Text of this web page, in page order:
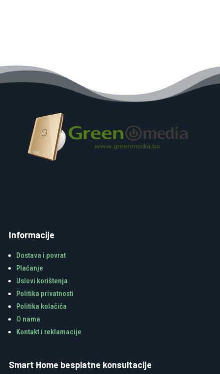
Informacije
Dostava i povrat
Plaćanje
Uslovi korištenja
Politika privatnosti
Politika kolačića
O nama
Kontakt i reklamacije
Smart Home besplatne konsultacije